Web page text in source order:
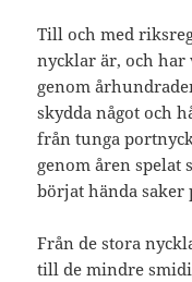
Till och med
nycklar är, och
genom
skydda något och
från tunga
genom åren
börjat hända saker
Från de stora
till de mindre